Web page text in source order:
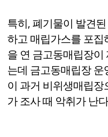
특히, 폐기물이 발견
하고 매립가스를 포
을 연 금고동매립장
는데 금고동매립장
이 과거 비위생매립
가 조사 때 악취가 난